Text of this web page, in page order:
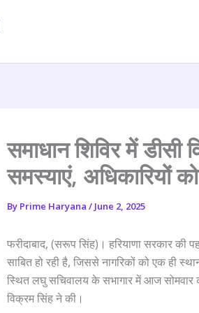
समाधान शिविर में
समस्याएं, अधिकारियों को
By Prime Haryana / June 2, 2025
फरीदाबाद, (सरूप सिंह)। हरियाणा सरकार की
साबित हो रही है, जिससे नागरिकों को एक ही
स्थित लघु सचिवालय के सभागार में आज सोमवार
विक्रम सिंह ने की।